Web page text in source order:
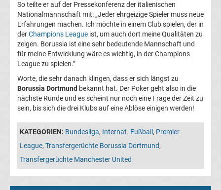
League
Fußball
WM
Fußball
EM
Frauenfußball
Amateurfußball
So teilte er auf der Pressekonferenz der italienischen
Nationalmannschaft mit: „Jeder ehrgeizige Spieler muss neue
Erfahrungen machen. Ich möchte in einem Club spielen, der in
derChampions League ist, um auch dort meine Qualitäten zu
zeigen. Borussia ist eine sehr bedeutende Mannschaft und
für meine Entwicklung wäre es wichtig, in der Champions
League zu spielen.”
Worte, die sehr danach klingen, dass er sich längst zu
Borussia Dortmund bekannt hat. Der Poker geht also in die
nächste Runde und es scheint nur noch eine Frage der Zeit zu
sein, bis sich die drei Klubs auf eine Ablöse einigen werden!
KATEGORIEN: Bundesliga, Internat. Fußball , Premier
League, Transfergerüchte Borussia Dortmund,
Transfergerüchte Manchester United